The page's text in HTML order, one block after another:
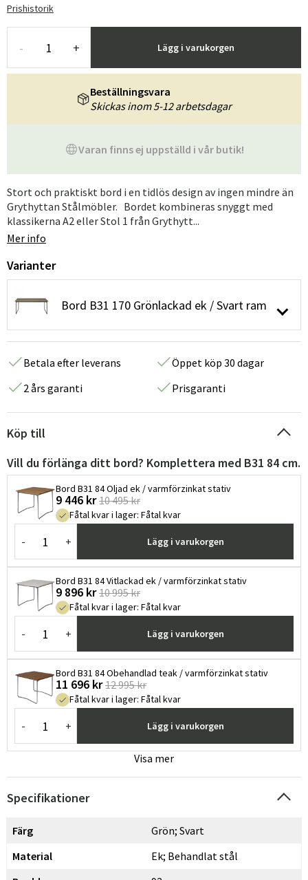
Prishistorik
- + Lägg i varukorgen
Varan finns ej uppställd i vår butik!
Beställningsvara
Skickas inom 5-12 arbetsdagar
Stort och praktiskt bord i en tidlös design av ingen mindre än
Grythyttan Stålmöbler. Bordet kombineras snyggt med
klassikerna A2 eller Stol 1 från Grythytt...
Mer info
Varianter
Bord B31 170 Grönlackad ek / Svart ram
Betala efter leverans
Öppet köp 30 dagar
2 års garanti
Prisgaranti
Köp till
Vill du förlänga ditt bord? Komplettera med B31 84 cm.
Bord B31 84 Oljad ek / varmförzinkat stativ
9 446 kr 10 495 kr
Fåtal kvar i lager: Fåtal kvar
- + Lägg i varukorgen
Bord B31 84 Vitlackad ek / varmförzinkat stativ
9 896 kr 10 995 kr
Fåtal kvar i lager: Fåtal kvar
- + Lägg i varukorgen
Bord B31 84 Obehandlad teak / varmförzinkat stativ
11 696 kr 12 995 kr
Fåtal kvar i lager: Fåtal kvar
- + Lägg i varukorgen
Visa mer
Specifikationer
Färg
Grön; Svart
Material
Ek; Behandlat stål